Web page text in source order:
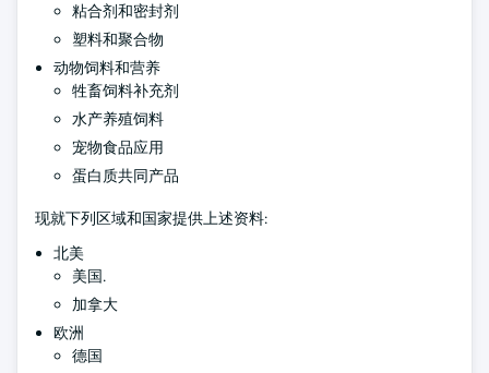
粘合剂和密封剂
塑料和聚合物
动物饲料和营养
牲畜饲料补充剂
水产养殖饲料
宠物食品应用
蛋白质共同产品
现就下列区域和国家提供上述资料:
北美
美国.
加拿大
欧洲
德国